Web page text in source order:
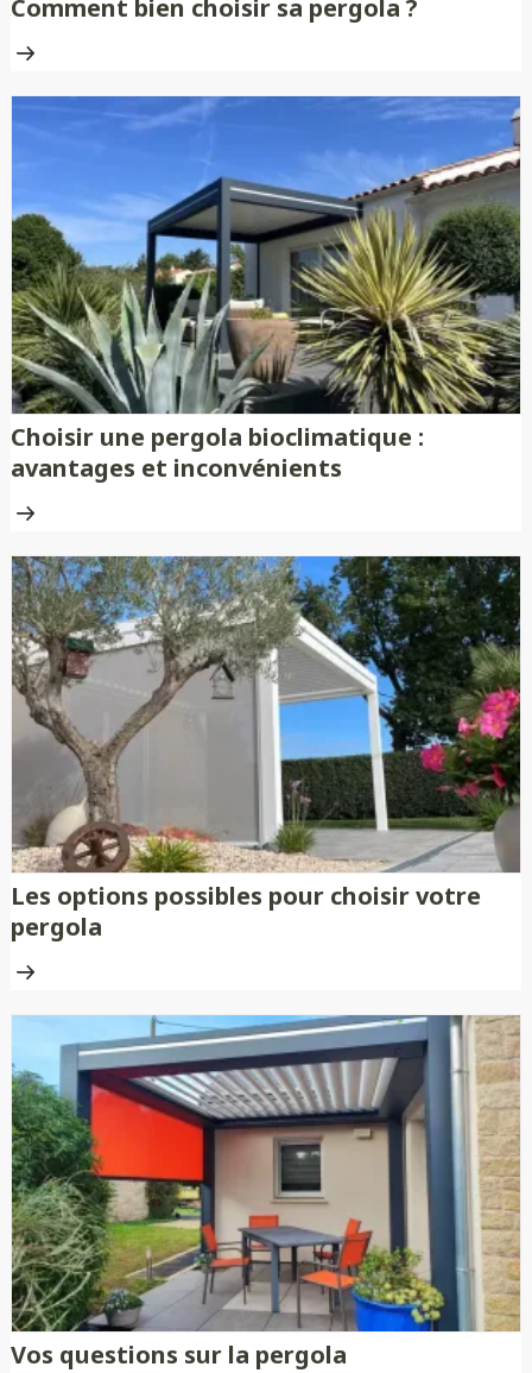
Comment bien choisir sa pergola ?
Choisir une pergola bioclimatique :
avantages et inconvénients
Les options possibles pour choisir votre
pergola
Vos questions sur la pergola